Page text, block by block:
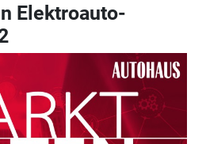
Elektroauto-